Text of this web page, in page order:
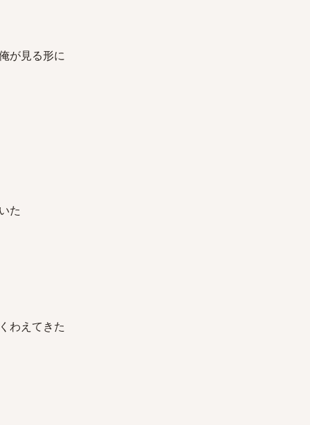
が見る形に
た
わえてきた